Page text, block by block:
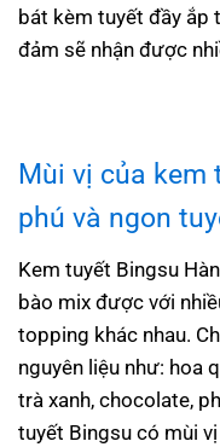
bát kèm tuyết đầy ắp
đảm sẽ nhận được
Mùi vị của kem
phú và ngon
Kem tuyết Bingsu
bào mix được với
topping khác nhau.
nguyên liệu như: hoa
trà xanh, chocolate,
tuyết Bingsu có mùi